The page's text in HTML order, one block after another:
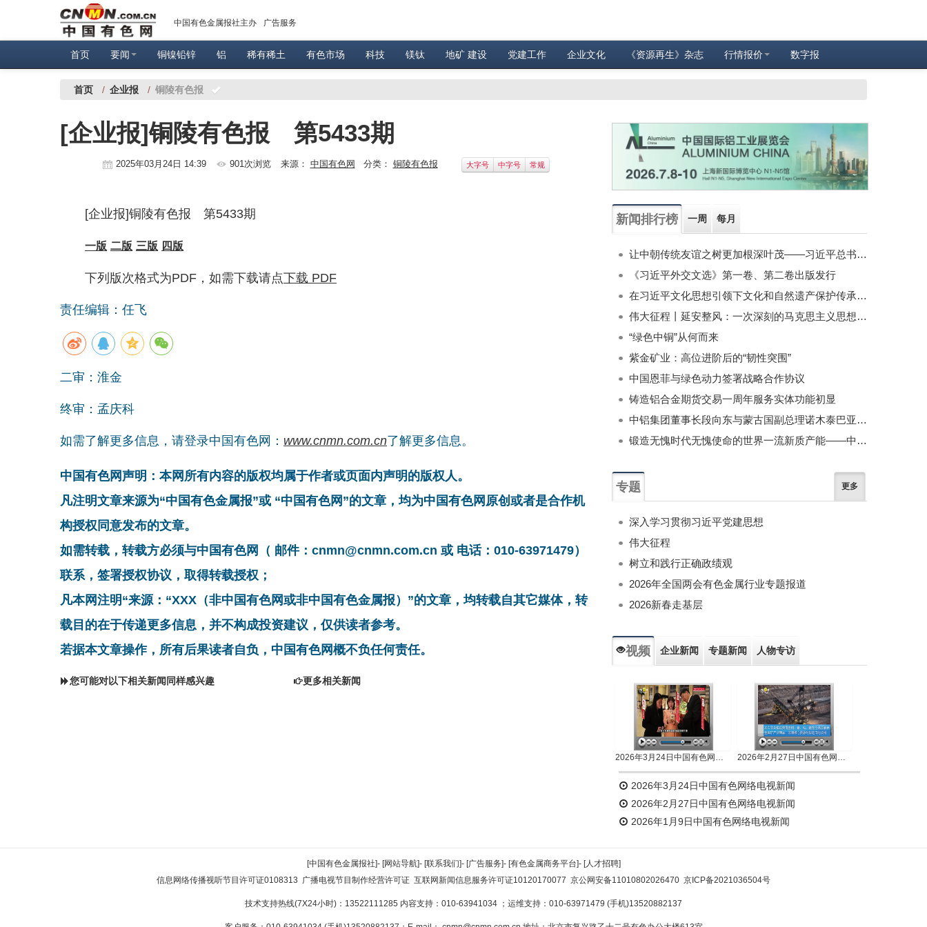
中国有色金属报社主办 广告服务
首页 要闻 铜镍铅锌 铝 稀有稀土 有色市场 科技 镁钛 地矿 建设 党建工作 企业文化 《资源再生》杂志 行情报价 数字报
首页 / 企业报 / 铜陵有色报
[企业报]铜陵有色报 第5433期
2025年03月24日 14:39 901次浏览 来源： 中国有色网 分类： 铜陵有色报 大字号 中字号 常规
[企业报]铜陵有色报 第5433期
一版 二版 三版 四版
下列版次格式为PDF，如需下载请点下载 PDF
责任编辑：任飞
二审：淮金
终审：孟庆科
如需了解更多信息，请登录中国有色网： www.cnmn.com.cn了解更多信息。
中国有色网声明：本网所有内容的版权均属于作者或页面内声明的版权人。
凡注明文章来源为“中国有色金属报”或 “中国有色网”的文章，均为中国有色网原创或者是合作机
构授权同意发布的文章。
如需转载，转载方必须与中国有色网（ 邮件：cnmn@cnmn.com.cn 或 电话：010-63971479）
联系，签署授权协议，取得转载授权；
凡本网注明“来源：“XXX（非中国有色网或非中国有色金属报）”的文章，均转载自其它媒体，转
载目的在于传递更多信息，并不构成投资建议，仅供读者参考。
若据本文章操作，所有后果读者自负，中国有色网概不负任何责任。
您可能对以下相关新闻同样感兴趣 更多相关新闻
新闻排行榜 一周 每月
让中朝传统友谊之树更加根深叶茂——习近平总书记对朝鲜进行国事访问纪实
《习近平外交文选》第一卷、第二卷出版发行
在习近平文化思想引领下文化和自然遗产保护传承利用工作开创新局面
伟大征程丨延安整风：一次深刻的马克思主义思想教育运动
“绿色中铜”从何而来
紫金矿业：高位进阶后的“韧性突围”
中国恩菲与绿色动力签署战略合作协议
铸造铝合金期货交易一周年服务实体功能初显
中铝集团董事长段向东与蒙古国副总理诺木泰巴亚尔举行会谈
锻造无愧时代无愧使命的世界一流新质产能——中国有色金属工业的战略应对与破局之道（二）
专题 更多
深入学习贯彻习近平党建思想
伟大征程
树立和践行正确政绩观
2026年全国两会有色金属行业专题报道
2026新春走基层
视频 企业新闻 专题新闻 人物专访
2026年3月24日中国有色网络电视新闻 2026年2月27日中国有色网络电视新闻
2026年3月24日中国有色网络电视新闻
2026年2月27日中国有色网络电视新闻
2026年1月9日中国有色网络电视新闻
[中国有色金属报社]- [网站导航]- [联系我们]- [广告服务]- [有色金属商务平台]- [人才招聘]
信息网络传播视听节目许可证0108313 广播电视节目制作经营许可证 互联网新闻信息服务许可证10120170077 京公网安备11010802026470 京ICP备2021036504号
技术支持热线(7X24小时)：13522111285 内容支持：010-63941034 ；运维支持：010-63971479 (手机)13520882137